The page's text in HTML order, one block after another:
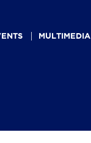
MULTIMEDIA